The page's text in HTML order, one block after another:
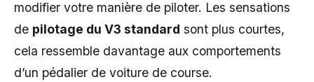
modifier votre manière de piloter. Les sensations
de pilotage du V3 standard sont plus courtes,
cela ressemble davantage aux comportements
d’un pédalier de voiture de course.